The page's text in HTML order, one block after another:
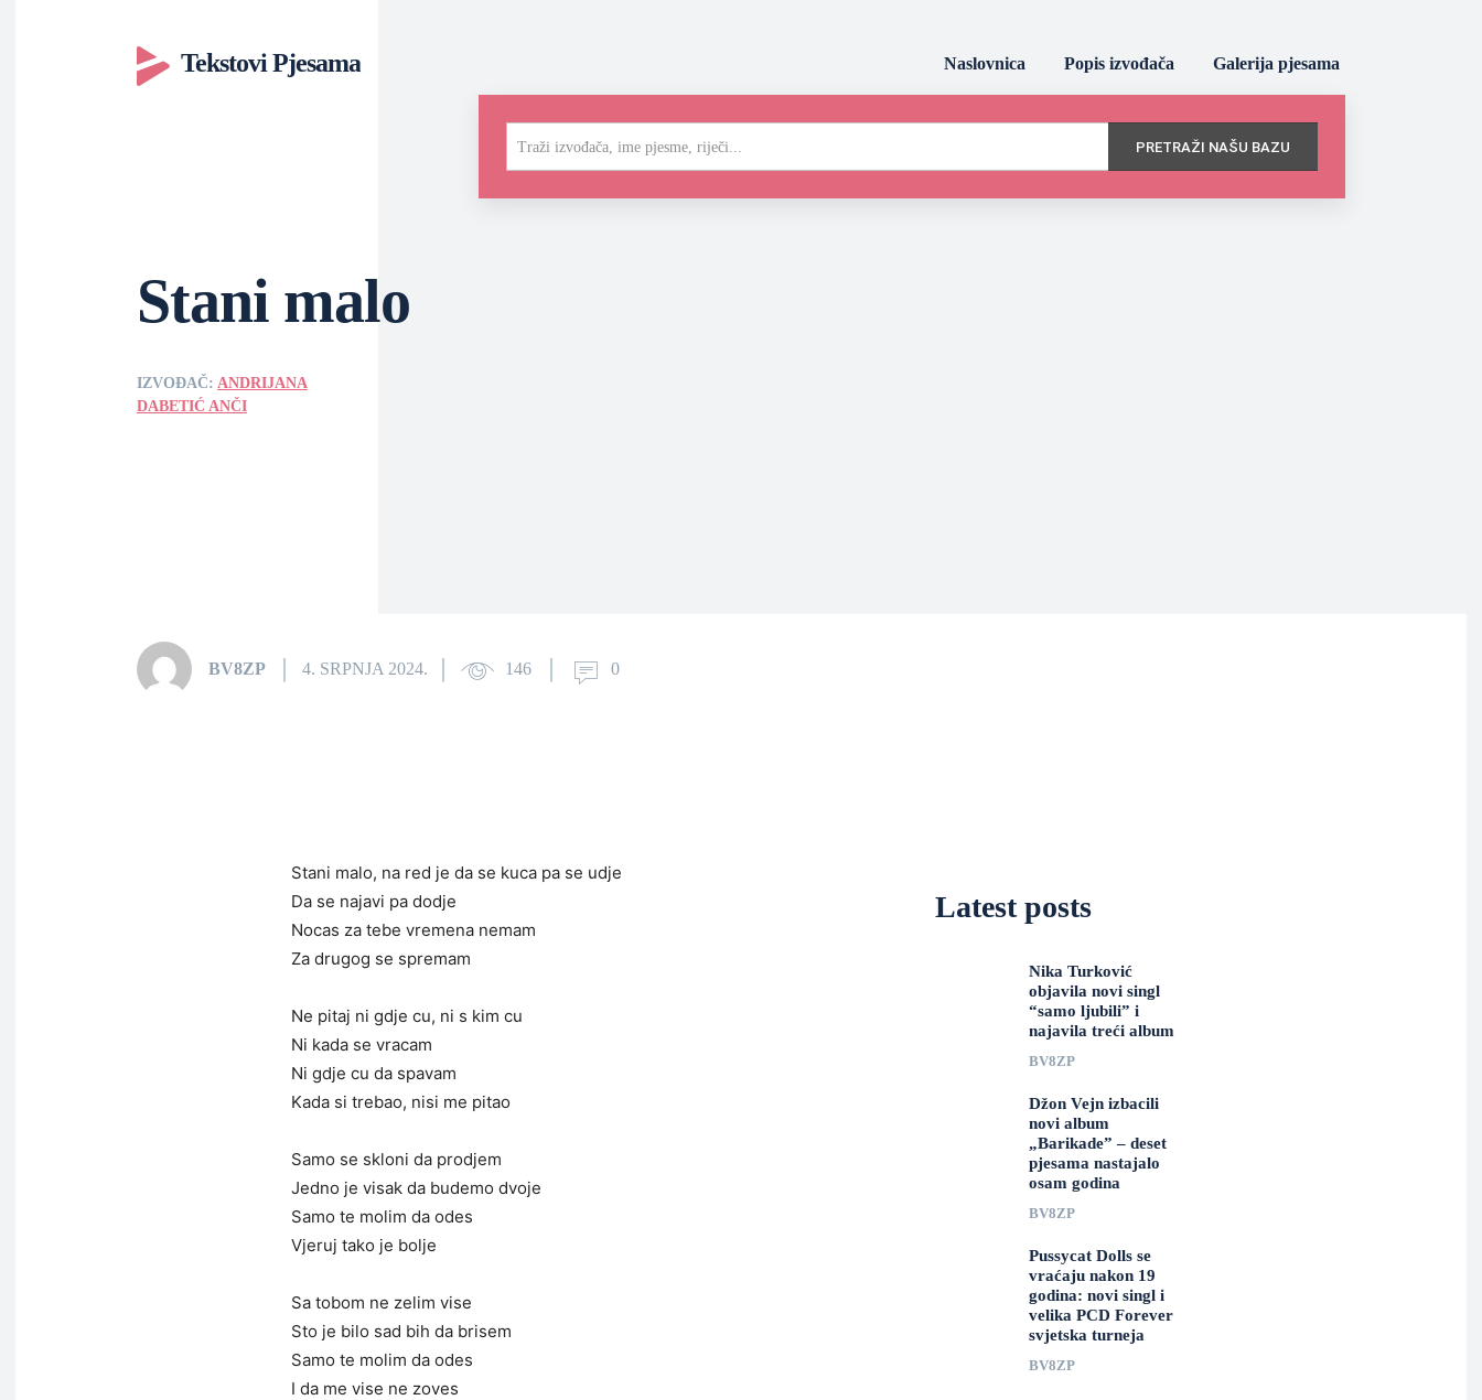
Tekstovi Pjesama Naslovnica Popis izvođača Galerija pjesama
Traži izvođača, ime pjesme, riječi... PRETRAŽI NAŠU BAZU
Stani malo
IZVOĐAČ: ANDRIJANA
DABETIĆ ANČI
BV8ZP 4. SRPNJA 2024. 146 0
Stani malo, na red je da se kuca pa se udje
Da se najavi pa dodje
Nocas za tebe vremena nemam
Za drugog se spremam
Ne pitaj ni gdje cu, ni s kim cu
Ni kada se vracam
Ni gdje cu da spavam
Kada si trebao, nisi me pitao
Samo se skloni da prodjem
Jedno je visak da budemo dvoje
Samo te molim da odes
Vjeruj tako je bolje
Sa tobom ne zelim vise
Sto je bilo sad bih da brisem
Samo te molim da odes
I da me vise ne zoves
Latest posts
Nika Turković
objavila novi singl
“samo ljubili” i
najavila treći album
BV8ZP
Džon Vejn izbacili
novi album
„Barikade” – deset
pjesama nastajalo
osam godina
BV8ZP
Pussycat Dolls se
vraćaju nakon 19
godina: novi singl i
velika PCD Forever
svjetska turneja
BV8ZP